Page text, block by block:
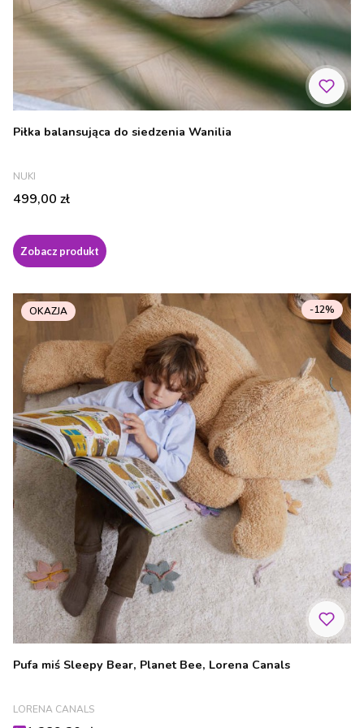
Piłka balansująca do siedzenia Wanilia
PRODUCENT
NUKI
Cena
499,00 zł
Zobacz produkt
OKAZJA
Pufa miś Sleepy Bear, Planet Bee, Lorena Canals
PRODUCENT
LORENA CANALS
-12%